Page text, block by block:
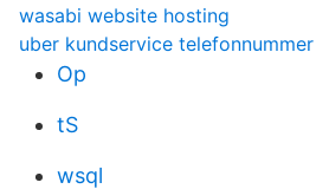
wasabi website hosting
uber kundservice telefonnummer
Op
tS
wsql